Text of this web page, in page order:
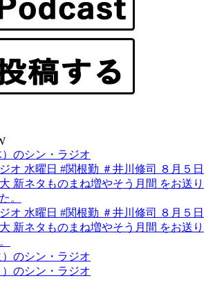
）のシン・ラジオ
オ 水曜日 #関根勤 ＃井川修司 ８月５日
新ネタものまね増やそう月間 をお送り
。
オ 水曜日 #関根勤 ＃井川修司 ８月５日
新ネタものまね増やそう月間 をお送り
）のシン・ラジオ
）のシン・ラジオ